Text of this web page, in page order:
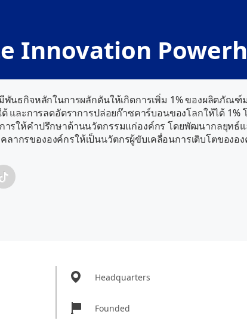
Innovation
พันธกิจหลักในการผลักดันให้เกิดการเพิ่ม 1% ของผลิตภัณฑ์
และการลดอัตราการปล่อยก๊าซคาร์บอนของโลกให้ได้ 1%
ารให้คำปรึกษาด้านนวัตกรรมแก่องค์กร โดยพัฒนากลยุท
ากรขององค์กรให้เป็นนวัตกรผู้ขับเคลื่อนการเติบโตของอ
Headquarters
Founded
Via